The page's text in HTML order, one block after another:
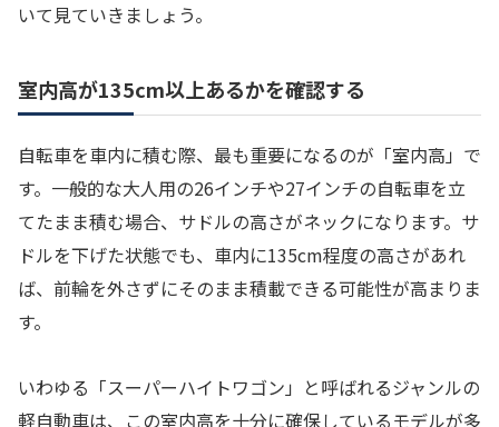
いて見ていきましょう。
室内高が135cm以上あるかを確認する
自転車を車内に積む際、最も重要になるのが「室内高」で
す。一般的な大人用の26インチや27インチの自転車を立
てたまま積む場合、サドルの高さがネックになります。サ
ドルを下げた状態でも、車内に135cm程度の高さがあれ
ば、前輪を外さずにそのまま積載できる可能性が高まりま
す。
いわゆる「スーパーハイトワゴン」と呼ばれるジャンルの
軽自動車は、この室内高を十分に確保しているモデルが多